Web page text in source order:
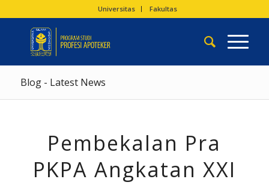
Universitas Fakultas
Blog - Latest News
Pembekalan Pra
PKPA Angkatan XXI